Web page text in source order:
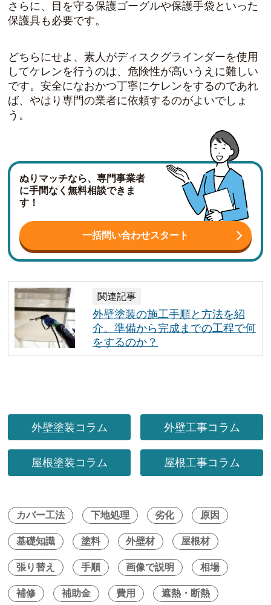
さらに、目を守る保護ゴーグルや保護手袋といった
保護具も必要です。
どちらにせよ、素人がディスクグラインダーを使用
してケレンを行うのは、危険性が高いうえに難しい
です。安全になおかつ丁寧にケレンをするのであれ
ば、やはり専門の業者に依頼するのがよいでしょ
う。
ぬりマッチなら、専門事業者
に手間なく無料相談できま
す！
一括問い合わせスタート
関連記事
外壁塗装の施工手順と方法を紹
介。準備から完成までの工程で何
をするのか？
外壁塗装コラム 外壁工事コラム
屋根塗装コラム 屋根工事コラム
カバー工法 下地処理 劣化 原因
基礎知識 塗料 外壁材 屋根材
張り替え 手順 画像で説明 相場
補修 補助金 費用 遮熱・断熱